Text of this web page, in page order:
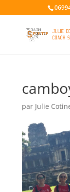
par Julie